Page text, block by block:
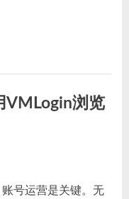
VMLogin浏览
号运营是关键。无